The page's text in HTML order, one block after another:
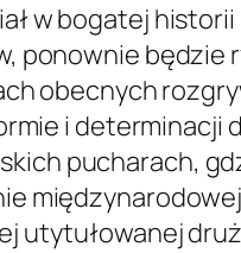
w bogatej historii
ponownie będzie
obecnych
i determinacji
pucharach,
utytułowanej